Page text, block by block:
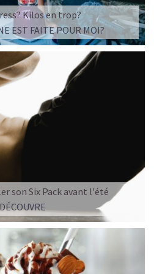
Kilos en trop?
EST FAITE POUR MOI?
son Six Pack avant l'été